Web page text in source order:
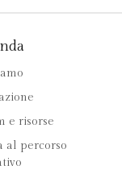
e risorse
al percorso